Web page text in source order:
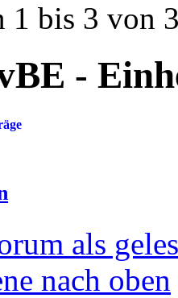
1 bis 3 von
-
als
nach oben